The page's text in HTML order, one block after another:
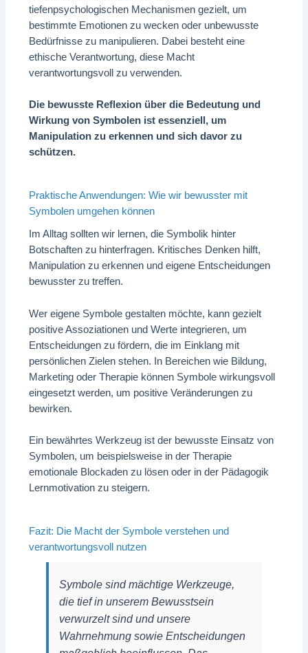
tiefenpsychologischen Mechanismen gezielt, um
bestimmte Emotionen zu wecken oder unbewusste
Bedürfnisse zu manipulieren. Dabei besteht eine
ethische Verantwortung, diese Macht
verantwortungsvoll zu verwenden.
Die bewusste Reflexion über die Bedeutung und
Wirkung von Symbolen ist essenziell, um
Manipulation zu erkennen und sich davor zu
schützen.
Praktische Anwendungen: Wie wir bewusster mit
Symbolen umgehen können
Im Alltag sollten wir lernen, die Symbolik hinter
Botschaften zu hinterfragen. Kritisches Denken hilft,
Manipulation zu erkennen und eigene Entscheidungen
bewusster zu treffen.
Wer eigene Symbole gestalten möchte, kann gezielt
positive Assoziationen und Werte integrieren, um
Entscheidungen zu fördern, die im Einklang mit
persönlichen Zielen stehen. In Bereichen wie Bildung,
Marketing oder Therapie können Symbole wirkungsvoll
eingesetzt werden, um positive Veränderungen zu
bewirken.
Ein bewährtes Werkzeug ist der bewusste Einsatz von
Symbolen, um beispielsweise in der Therapie
emotionale Blockaden zu lösen oder in der Pädagogik
Lernmotivation zu steigern.
Fazit: Die Macht der Symbole verstehen und
verantwortungsvoll nutzen
Symbole sind mächtige Werkzeuge,
die tief in unserem Bewusstsein
verwurzelt sind und unsere
Wahrnehmung sowie Entscheidungen